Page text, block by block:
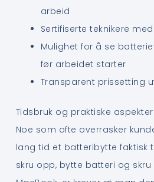
arbeid
Sertifiserte teknikere
Mulighet for å se
før arbeidet starter
Transparent prissetting
Tidsbruk og praktiske
Noe som ofte overrasker
lang tid et batteribytte faktisk
skru opp, bytte batteri og skru